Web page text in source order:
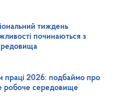
тиждень
починаються з
праці 2026: подбаймо про
робоче середовище